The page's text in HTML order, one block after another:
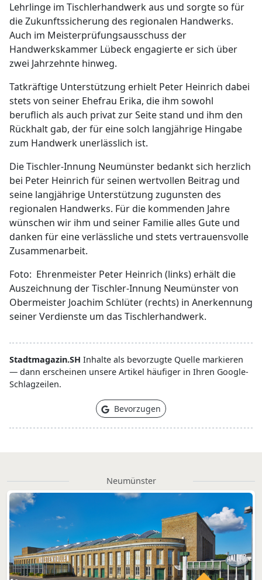
Lehrlinge im Tischlerhandwerk aus und sorgte so für
die Zukunftssicherung des regionalen Handwerks.
Auch im Meisterprüfungsausschuss der
Handwerkskammer Lübeck engagierte er sich über
zwei Jahrzehnte hinweg.
Tatkräftige Unterstützung erhielt Peter Heinrich dabei
stets von seiner Ehefrau Erika, die ihm sowohl
beruflich als auch privat zur Seite stand und ihm den
Rückhalt gab, der für eine solch langjährige Hingabe
zum Handwerk unerlässlich ist.
Die Tischler-Innung Neumünster bedankt sich herzlich
bei Peter Heinrich für seinen wertvollen Beitrag und
seine langjährige Unterstützung zugunsten des
regionalen Handwerks. Für die kommenden Jahre
wünschen wir ihm und seiner Familie alles Gute und
danken für eine verlässliche und stets vertrauensvolle
Zusammenarbeit.
Foto: Ehrenmeister Peter Heinrich (links) erhält die
Auszeichnung der Tischler-Innung Neumünster von
Obermeister Joachim Schlüter (rechts) in Anerkennung
seiner Verdienste um das Tischlerhandwerk.
Stadtmagazin.SH Inhalte als bevorzugte Quelle markieren
— dann erscheinen unsere Artikel häufiger in Ihren Google-
Schlagzeilen.
Bevorzugen
Neumünster